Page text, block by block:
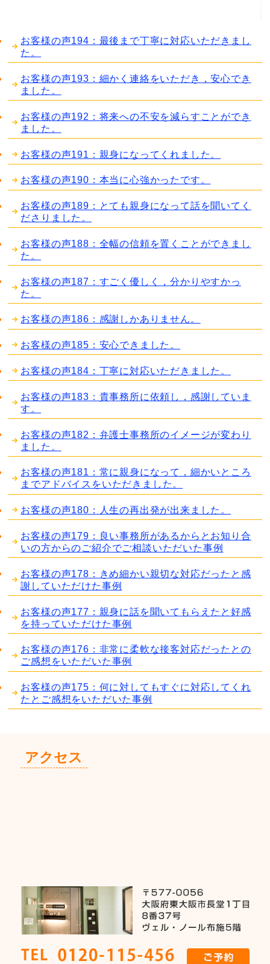
お客様の声194：最後まで丁寧に対応いただきまし
た。
お客様の声193：細かく連絡をいただき，安心でき
ました。
お客様の声192：将来への不安を減らすことができ
ました。
お客様の声191：親身になってくれました。
お客様の声190：本当に心強かったです。
お客様の声189：とても親身になって話を聞いてく
ださりました。
お客様の声188：全幅の信頼を置くことができまし
た。
お客様の声187：すごく優しく，分かりやすかっ
た。
お客様の声186：感謝しかありません。
お客様の声185：安心できました。
お客様の声184：丁寧に対応いただきました。
お客様の声183：貴事務所に依頼し，感謝していま
す。
お客様の声182：弁護士事務所のイメージが変わり
ました。
お客様の声181：常に親身になって，細かいところ
までアドバイスをいただきました。
お客様の声180：人生の再出発が出来ました。
お客様の声179：良い事務所があるからとお知り合
いの方からのご紹介でご相談いただいた事例
お客様の声178：きめ細かい親切な対応だったと感
謝していただけた事例
お客様の声177：親身に話を聞いてもらえたと好感
を持っていただけた事例
お客様の声176：非常に柔軟な接客対応だったとの
ご感想をいただいた事例
お客様の声175：何に対してもすぐに対応してくれ
たとご感想をいただいた事例
アクセス